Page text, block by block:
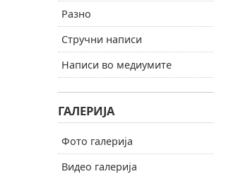
Разно
Стручни написи
Написи во медиумите
ГАЛЕРИЈА
Фото галерија
Видео галерија